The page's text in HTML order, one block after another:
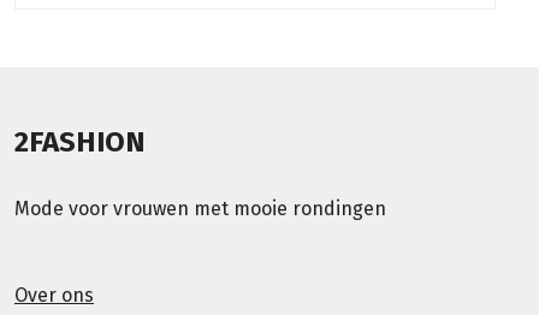
2FASHION
Mode voor vrouwen met mooie rondingen
Over ons